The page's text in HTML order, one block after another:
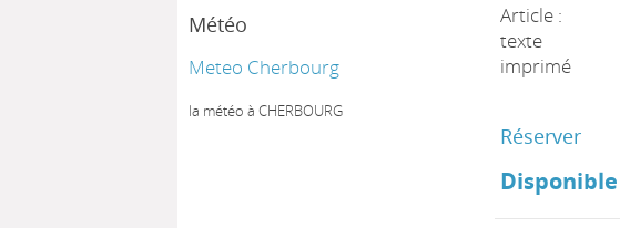
Article :
texte
imprimé
Réserver
Disponible
Météo
Meteo Cherbourg
la météo à CHERBOURG